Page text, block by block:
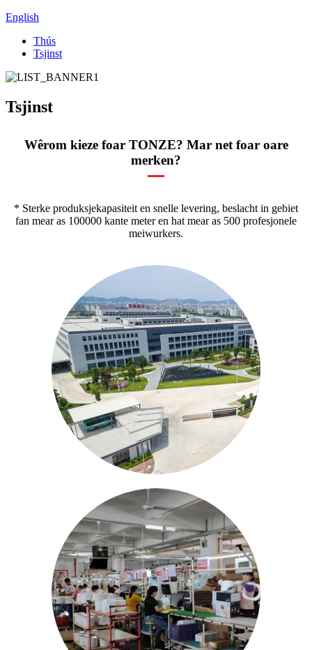
English
Thús
Tsjinst
Tsjinst
Wêrom kieze foar TONZE? Mar net foar oare
merken?
* Sterke produksjekapasiteit en snelle levering, beslacht in gebiet
fan mear as 100000 kante meter en hat mear as 500 profesjonele
meiwurkers.